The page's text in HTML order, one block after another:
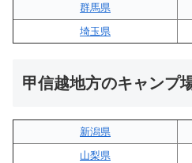
群馬県
埼玉県
甲信越地方のキャンプ
新潟県
山梨県